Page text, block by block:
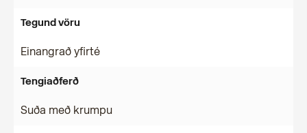
Tegund vöru
Einangrað yfirté
Tengiaðferð
Suða með krumpu